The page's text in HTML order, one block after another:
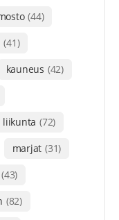
(44)
(41)
kauneus (42)
liikunta (72)
marjat (31)
(43)
(82)